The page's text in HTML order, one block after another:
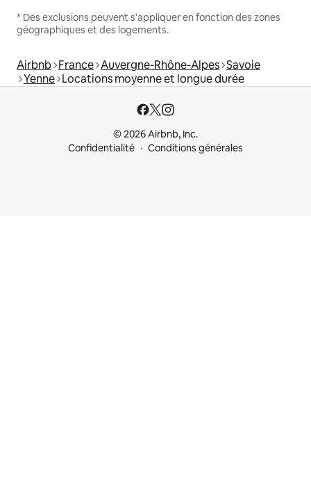
* Des exclusions peuvent s'appliquer en fonction des zones
géographiques et des logements.
Airbnb France Auvergne-Rhône-Alpes Savoie
Yenne Locations moyenne et longue durée
© 2026 Airbnb, Inc.
Confidentialité
Conditions générales